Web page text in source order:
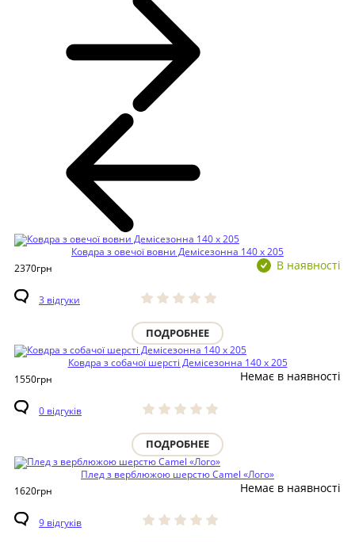
Ковдра з овечої вовни Демісезонна 140 х 205
2370грн В наявності
3 відгуки
ПОДРОБНЕЕ
Ковдра з собачої шерсті Демісезонна 140 х 205
1550грн Немає в наявності
0 відгуків
ПОДРОБНЕЕ
Плед з верблюжою шерстю Camel «Лого»
1620грн Немає в наявності
9 відгуків